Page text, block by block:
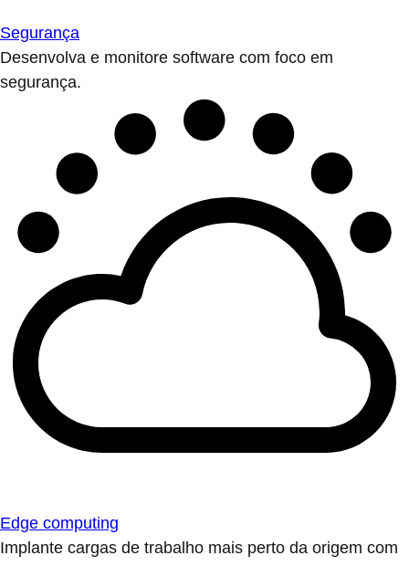
Segurança
Desenvolva e monitore software com foco em
segurança.
Edge computing
Implante cargas de trabalho mais perto da origem com